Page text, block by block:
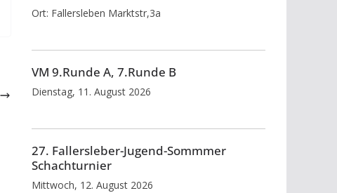
Ort: Fallersleben Marktstr,3a
VM 9.Runde A, 7.Runde B
Dienstag, 11. August 2026
27. Fallersleber-Jugend-Sommmer
Schachturnier
Mittwoch, 12. August 2026